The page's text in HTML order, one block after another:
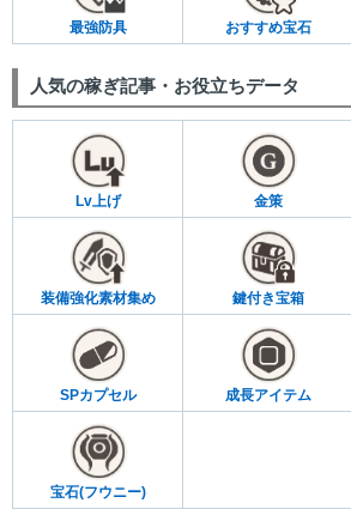
最強防具 おすすめ宝石
人気の稼ぎ記事・お役立ちデータ
Lv上げ 金策
装備強化素材集め 鍵付き宝箱
SPカプセル 成長アイテム
宝石(フウニー)